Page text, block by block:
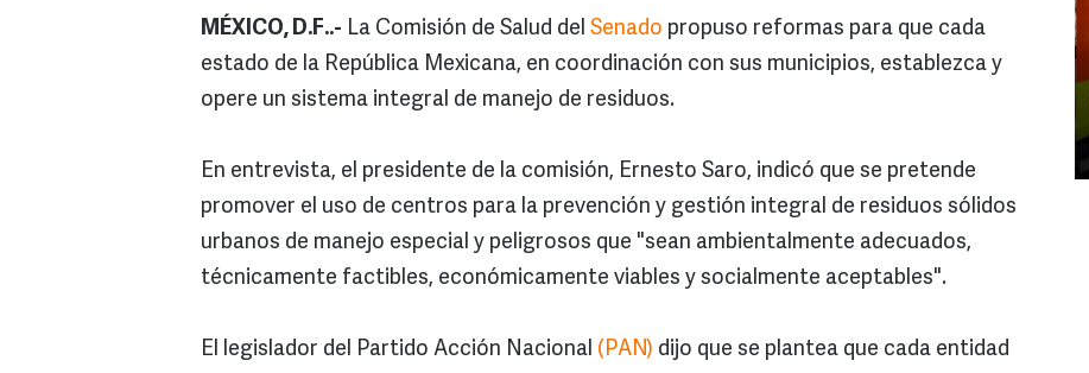
MÉXICO, D.F..- La Comisión de Salud del Senado propuso reformas para que cada
estado de la República Mexicana, en coordinación con sus municipios, establezca y
opere un sistema integral de manejo de residuos.
En entrevista, el presidente de la comisión, Ernesto Saro, indicó que se pretende
promover el uso de centros para la prevención y gestión integral de residuos sólidos
urbanos de manejo especial y peligrosos que "sean ambientalmente adecuados,
técnicamente factibles, económicamente viables y socialmente aceptables".
El legislador del Partido Acción Nacional (PAN) dijo que se plantea que cada entidad